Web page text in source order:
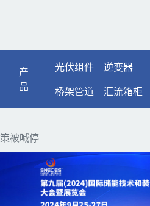
价政策被
产
品
光伏组件 逆变器
桥架管道
汇流箱柜
被喊停